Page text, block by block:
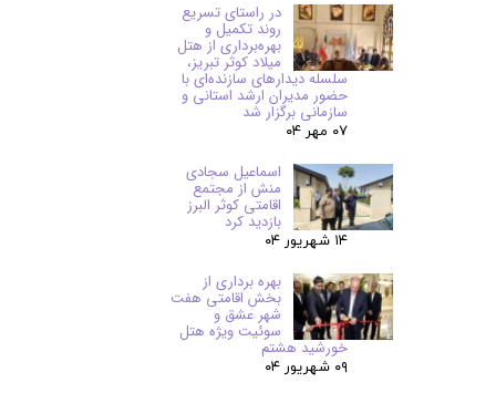
در راستای تسریع
روند تکمیل و
بهره‌برداری از هتل
میلاد کوثر تبریز،
سلسله دیدارهای سازنده‌ای با
حضور مدیران ارشد استانی و
سازمانی برگزار شد
۰۷ مهر ۰۴
اسماعیل سجادی
منش از مجتمع
اقامتی کوثر البرز
بازدید کرد
۱۴ شهریور ۰۴
بهره برداری از
بخش اقامتی هفت
شهر عشق و
سوئیت ویژه هتل
خورشید هشتم
۰۹ شهریور ۰۴